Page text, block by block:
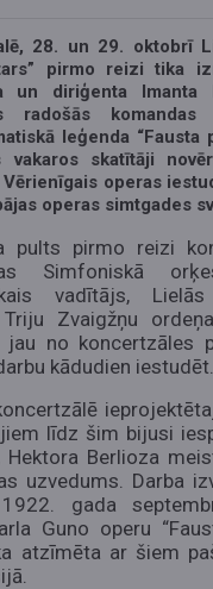
28. un 29. oktobrī
pirmo reizi tika
un diriģenta Imanta
radošās
leģenda “Fausta
vakaros skatītāji
Vērienīgais operas
operas simtgades
pults pirmo reizi
Simfoniskā
vadītājs,
Zvaigžņu
jau no koncertzāles
kādudien iestudēt.
līdz šim bijusi
Hektora Berlioza
uzvedums. Darba
gada
Guno operu
atzīmēta ar šiem